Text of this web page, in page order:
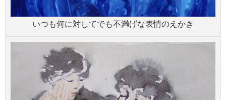
いつも何に対してでも不満げな表情のえかき